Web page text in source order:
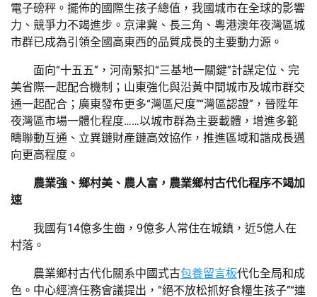
電子磅秤。擺佈的國際生孩子總值，我國城市在全球的影響
力、競爭力不竭進步。京津冀、長三角、粵港澳年夜灣區城
市群已成為引領全國高東西的品質成長的主要動力源。
面向“十五五”，河南緊扣“三基地一關鍵”計謀定位、完
美省際一起配合機制；山東強化與沿黃中間城市及城市群交
通一起配合；廣東發布更多“灣區尺度”“灣區認證”，晉陞年
夜灣區市場一體化程度……以城市群為主要載體，增進多範
疇聯動互通、立異鏈財產鏈高效協作，推進區域和諧成長邁
向更高程度。
農業強、鄉村美、農人富，農業鄉村古代化程序不竭加
速
我國有14億多生齒，9億多人常住在城鎮，近5億人在
村落。
農業鄉村古代化關系中國式古包養留言板代化全局和成
色。中心經濟任務會議提出，“絕不放松抓好食糧生孩子”“連